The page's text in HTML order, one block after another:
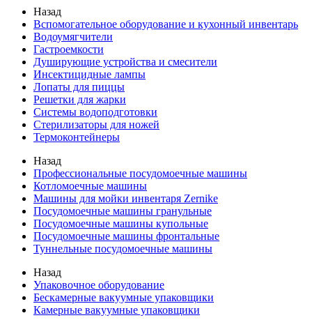
Назад
Вспомогательное оборудование и кухонный инвентарь
Водоумягчители
Гастроемкости
Душирующие устройства и смесители
Инсектицидные лампы
Лопаты для пиццы
Решетки для жарки
Системы водоподготовки
Стерилизаторы для ножей
Термоконтейнеры
Назад
Профессиональные посудомоечные машины
Котломоечные машины
Машины для мойки инвентаря Zernike
Посудомоечные машины гранульные
Посудомоечные машины купольные
Посудомоечные машины фронтальные
Туннельные посудомоечные машины
Назад
Упаковочное оборудование
Бескамерные вакуумные упаковщики
Камерные вакуумные упаковщики